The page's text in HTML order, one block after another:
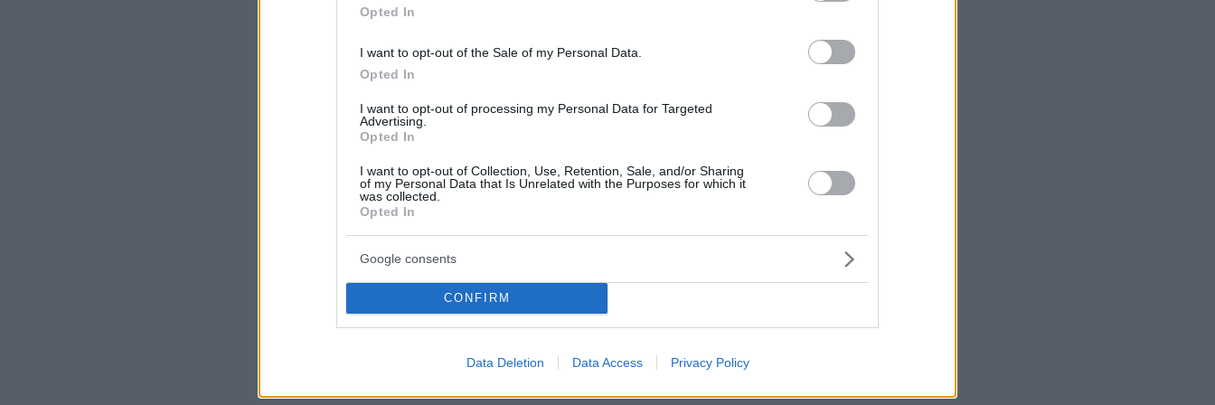
Opted In
I want to opt-out of the Sale of my Personal Data.
Opted In
I want to opt-out of processing my Personal Data for Targeted
Advertising.
Opted In
I want to opt-out of Collection, Use, Retention, Sale, and/or Sharing
of my Personal Data that Is Unrelated with the Purposes for which it
was collected.
Opted In
Google consents
CONFIRM
Data Deletion Data Access Privacy Policy
Ο Μαέστρος Γιάννης Χατζηλοΐζου, Ιδρυτικός Πρόεδρος, Μουσικός & Καλλιτεχνικός
Διευθυντής της Φιλαρμονικής Αθηνών
Οι ρίζες του πρότζεκτ ανάγονται στο 2010, όταν ο Μαέστρος
ίδρυσε το Cyprus Peace Concert Project σε συνεργασία με τα
ιστορική συναυλία να πραγματοποιείται στον Διεθνή